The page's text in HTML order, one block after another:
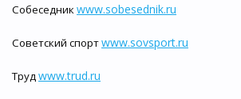
Собеседникwww.sobesednik.ru
Советский спортwww.sovsport.ru
Трудwww.trud.ru